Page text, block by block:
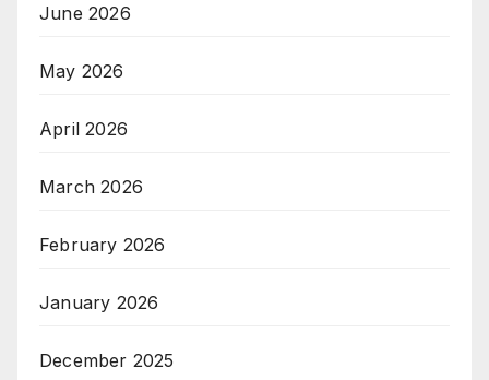
June 2026
May 2026
April 2026
March 2026
February 2026
January 2026
December 2025